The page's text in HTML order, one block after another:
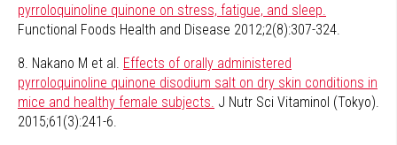
pyrroloquinoline quinone on stress, fatigue, and sleep.
Functional Foods Health and Disease 2012;2(8):307-324.
8. Nakano M et al. Effects of orally administered
pyrroloquinoline quinone disodium salt on dry skin conditions in
mice and healthy female subjects. J Nutr Sci Vitaminol (Tokyo).
2015;61(3):241-6.